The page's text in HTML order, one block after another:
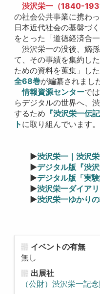
渋沢栄一（1840-
の社会公共事業に携わ
日本近代社会の基盤づ
をとった「道徳経済合
渋沢栄一の没後、嫡
て、その事績を集約し
ための資料を蒐集」し
全68巻が編纂されまし
情報資源センターで
らデジタルの世界へ、
するため 『渋沢栄一伝
ト に取り組んでいます。
▶渋沢栄一｜渋沢
▶デジタル版『渋
▶デジタル版「実
▶渋沢栄一ダイア
▶渋沢栄一ゆかり
イベントの有無
無し
出展社
（公財）渋沢栄一記